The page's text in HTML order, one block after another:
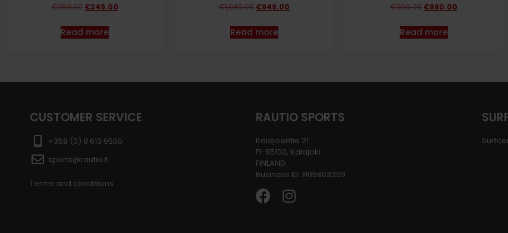
€259.00 €249.00
Read more
€1,049.00 €949.00
Read more
€990.00 €890.00
Read more
CUSTOMER SERVICE
+358 (0) 8 613 9550
sports@rautio.fi
Terms and conditions
RAUTIO SPORTS
Kalajoentie 21
FI-85100, Kalajoki
FINLAND
Business ID: FI05803259